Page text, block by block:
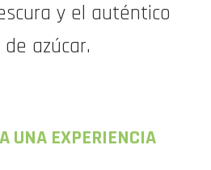
y el auténtico
azúcar.
UNA EXPERIENCIA